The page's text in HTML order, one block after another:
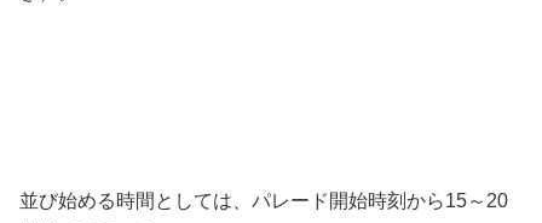
並び始める時間としては、パレード開始時刻から15～20